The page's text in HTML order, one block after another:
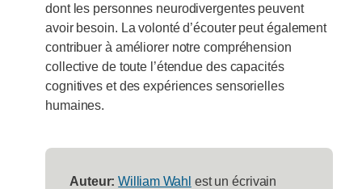
dont les personnes neurodivergentes peuvent
avoir besoin. La volonté d’écouter peut également
contribuer à améliorer notre compréhension
collective de toute l’étendue des capacités
cognitives et des expériences sensorielles
humaines.
Auteur: William Wahl est un écrivain